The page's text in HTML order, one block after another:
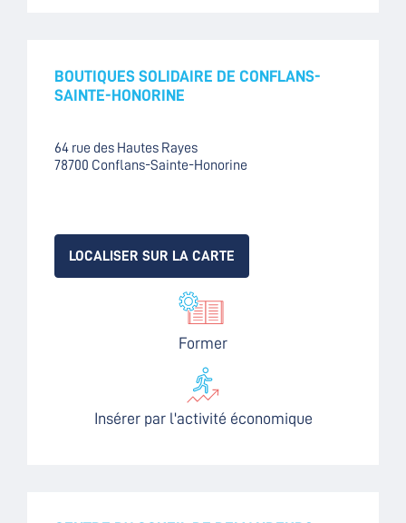
BOUTIQUES SOLIDAIRE DE CONFLANS-
SAINTE-HONORINE
64 rue des Hautes Rayes
78700 Conflans-Sainte-Honorine
LOCALISER SUR LA CARTE
Former
Insérer par l'activité économique